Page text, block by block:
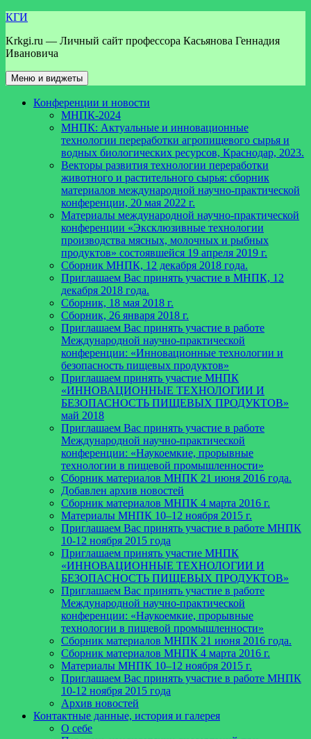
Перейти
содержимому
КГИ
Krkgi.ru — Личный сайт профессора Касьянова Геннадия
Ивановича
Меню и виджеты
Конференции и новости
МНПК-2024
МНПК: Актуальные и инновационные
технологии переработки агропищевого сырья и
водных биологических ресурсов, Краснодар, 2023.
Векторы развития технологии переработки
животного и растительного сырья: сборник
материалов международной научно-практической
конференции, 20 мая 2022 г.
Материалы международной научно-практической
конференции «Эксклюзивные технологии
производства мясных, молочных и рыбных
продуктов» состоявшейся 19 апреля 2019 г.
Сборник МНПК, 12 декабря 2018 года.
Приглашаем Вас принять участие в МНПК, 12
декабря 2018 года.
Сборник, 18 мая 2018 г.
Сборник, 26 января 2018 г.
Приглашаем Вас принять участие в работе
Международной научно-практической
конференции: «Инновационные технологии и
безопасность пищевых продуктов»
Приглашаем принять участие МНПК
«ИННОВАЦИОННЫЕ ТЕХНОЛОГИИ И
БЕЗОПАСНОСТЬ ПИЩЕВЫХ ПРОДУКТОВ»
май 2018
Приглашаем Вас принять участие в работе
Международной научно-практической
конференции: «Наукоемкие, прорывные
технологии в пищевой промышленности»
Сборник материалов МНПК 21 июня 2016 года.
Добавлен архив новостей
Cборник материалов МНПК 4 марта 2016 г.
Материалы МНПК 10–12 ноября 2015 г.
Приглашаем Вас принять участие в работе МНПК
10-12 ноября 2015 года
Приглашаем принять участие МНПК
«ИННОВАЦИОННЫЕ ТЕХНОЛОГИИ И
БЕЗОПАСНОСТЬ ПИЩЕВЫХ ПРОДУКТОВ»
Приглашаем Вас принять участие в работе
Международной научно-практической
конференции: «Наукоемкие, прорывные
технологии в пищевой промышленности»
Сборник материалов МНПК 21 июня 2016 года.
Cборник материалов МНПК 4 марта 2016 г.
Материалы МНПК 10–12 ноября 2015 г.
Приглашаем Вас принять участие в работе МНПК
10-12 ноября 2015 года
Архив новостей
Контактные данные, история и галерея
О себе